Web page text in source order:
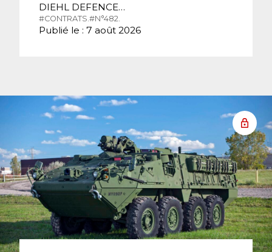
DIEHL DEFENCE…
#CONTRATS. #N°482.
Publié le : 7 août 2026